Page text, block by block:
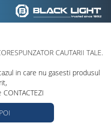
CAUTARII TALE.
in care nu gasesti produsul
CONTACTEZI